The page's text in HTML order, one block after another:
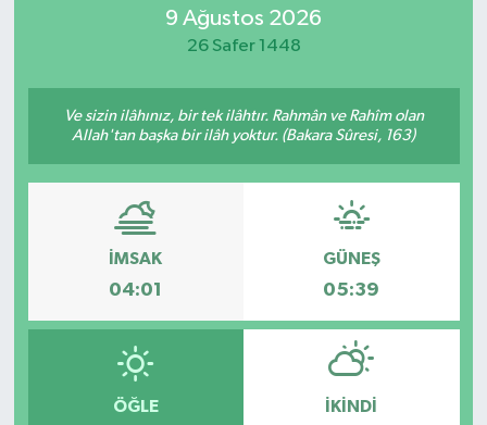
9 Ağustos 2026
26 Safer 1448
Ve sizin ilâhınız, bir tek ilâhtır. Rahmân ve Rahîm olan
Allah'tan başka bir ilâh yoktur. (Bakara Sûresi, 163)
İMSAK
04:01
GÜNEŞ
05:39
ÖĞLE İKINDI
RÖPORTAJLAR
SİYASET
GÜNCEL
YAŞAM